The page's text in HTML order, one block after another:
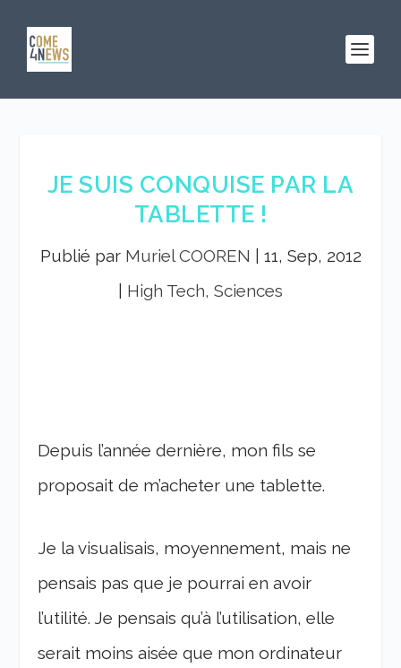
JE SUIS CONQUISE PAR LA
TABLETTE !
Publié par Muriel COOREN
11, Sep, 2012
High Tech, Sciences
Depuis l’année dernière, mon fils se
proposait de m’acheter une tablette.
Je la visualisais, moyennement, mais ne
pensais pas que je pourrai en avoir
l’utilité. Je pensais qu’à l’utilisation, elle
serait moins aisée que mon ordinateur